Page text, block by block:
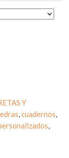
Y
,cuadernos,
,